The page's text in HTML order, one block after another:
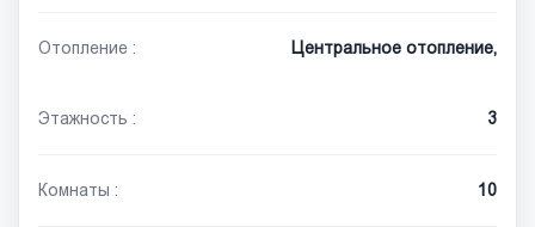
Отопление : Центральное отопление,
Этажность : 3
Комнаты : 10